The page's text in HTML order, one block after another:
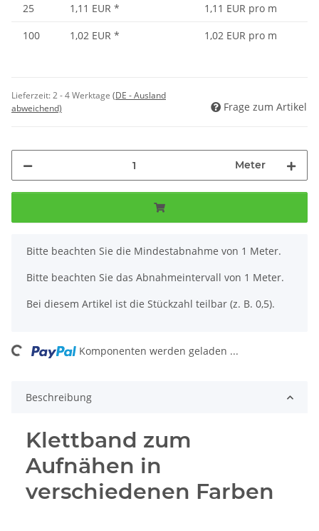
25
1,11 EUR *
1,11 EUR pro m
100
1,02 EUR * 1,02 EUR pro m
Lieferzeit:2 - 4 Werktage (DE - Ausland
abweichend)
Frage zum Artikel
Meter
x
Bitte beachten Sie die Mindestabnahme von 1 Meter.
Bitte beachten Sie das Abnahmeintervall von 1 Meter.
Bei diesem Artikel ist die Stückzahl teilbar (z. B. 0,5).
Komponenten werden geladen ...
Beschreibung
Klettband zum
Aufnähen in
verschiedenen Farben